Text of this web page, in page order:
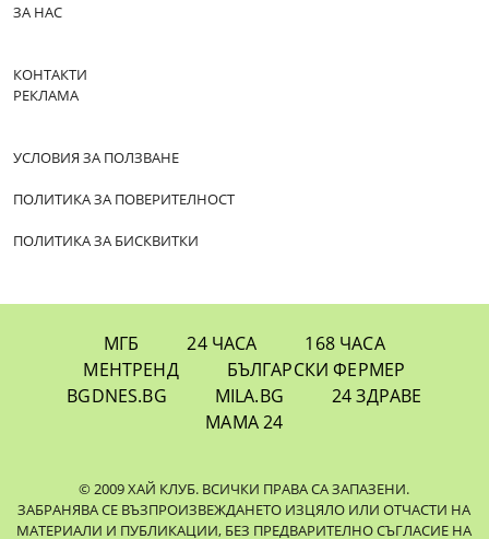
ЗА НАС
КОНТАКТИ
РЕКЛАМА
УСЛОВИЯ ЗА ПОЛЗВАНЕ
ПОЛИТИКА ЗА ПОВЕРИТЕЛНОСТ
ПОЛИТИКА ЗА БИСКВИТКИ
МГБ 24 ЧАСА
168 ЧАСА
МЕНТРЕНД
БЪЛГАРСКИ ФЕРМЕР
BGDNES.BG
MILA.BG
24 ЗДРАВЕ
МАМА 24
© 2009 ХАЙ КЛУБ. ВСИЧКИ ПРАВА СА ЗАПАЗЕНИ.
ЗАБРАНЯВА СЕ ВЪЗПРОИЗВЕЖДАНЕТО ИЗЦЯЛО ИЛИ ОТЧАСТИ НА
МАТЕРИАЛИ И ПУБЛИКАЦИИ, БЕЗ ПРЕДВАРИТЕЛНО СЪГЛАСИЕ НА